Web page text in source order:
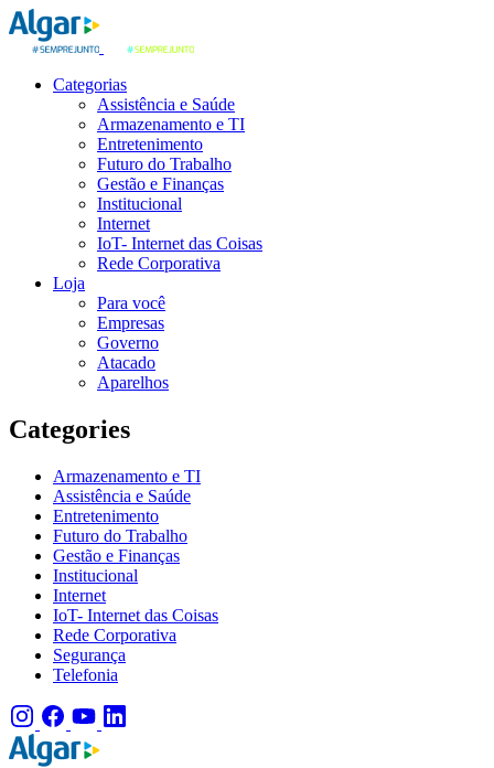
Categorias
Assistência e Saúde
Armazenamento e TI
Entretenimento
Futuro do Trabalho
Gestão e Finanças
Institucional
Internet
IoT- Internet das Coisas
Rede Corporativa
Loja
Para você
Empresas
Governo
Atacado
Aparelhos
Categories
Armazenamento e TI
Assistência e Saúde
Entretenimento
Futuro do Trabalho
Gestão e Finanças
Institucional
Internet
IoT- Internet das Coisas
Rede Corporativa
Segurança
Telefonia